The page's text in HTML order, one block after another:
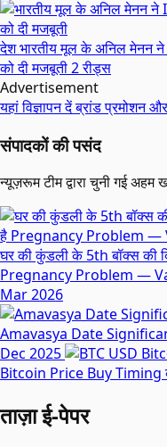
देशभारतीय मूल के अनिल मेनन ने
को दी मजबूती2 रीड्स
Advertisement
यहां विज्ञापन देंब्रांड प्रमोशन
संपादकों की पसंद
न्यूज़रूम टीम द्वारा चुनी गई अहम
घर की कुंडली के 5th बॉक्स की
Pregnancy Problem —
Mar 2026
Amavasya Date
Dec 2025
Bitcoin Price Buy Timing
ताज़ा ई-पेपर